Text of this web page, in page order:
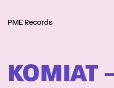
PME Records
KOMIAT